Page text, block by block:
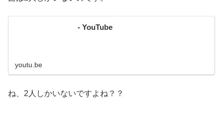
- YouTube
youtu.be
ね、2人しかいないですよね？？